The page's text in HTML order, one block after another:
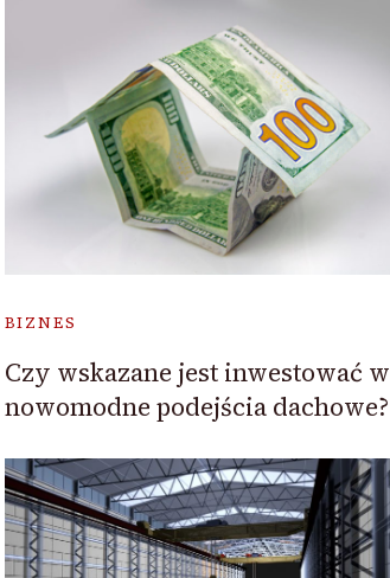
BIZNES
Czy wskazane jest inwestować w
nowomodne podejścia dachowe?